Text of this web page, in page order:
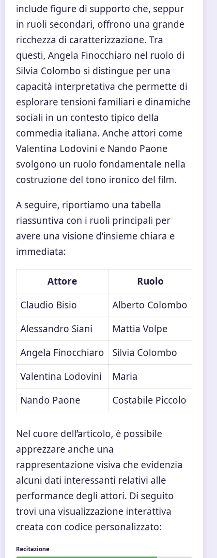
include figure di supporto che, seppur
in ruoli secondari, offrono una grande
ricchezza di caratterizzazione. Tra
questi, Angela Finocchiaro nel ruolo di
Silvia Colombo si distingue per una
capacità interpretativa che permette di
esplorare tensioni familiari e dinamiche
sociali in un contesto tipico della
commedia italiana. Anche attori come
Valentina Lodovini e Nando Paone
svolgono un ruolo fondamentale nella
costruzione del tono ironico del film.
A seguire, riportiamo una tabella
riassuntiva con i ruoli principali per
avere una visione d’insieme chiara e
immediata:
Attore
Ruolo
Claudio Bisio
Alberto Colombo
Alessandro Siani
Mattia Volpe
Angela Finocchiaro
Silvia Colombo
Valentina Lodovini
Maria
Nando Paone
Costabile Piccolo
Nel cuore dell’articolo, è possibile
apprezzare anche una
rappresentazione visiva che evidenzia
alcuni dati interessanti relativi alle
performance degli attori. Di seguito
trovi una visualizzazione interattiva
creata con codice personalizzato:
Recitazione